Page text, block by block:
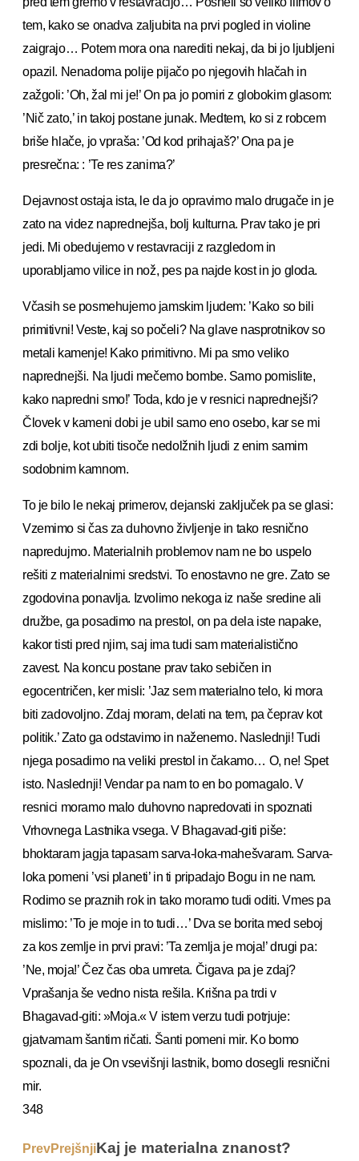
tem, kako se onadva zaljubita na prvi pogled in violine
zaigrajo… Potem mora ona narediti nekaj, da bi jo ljubljeni
opazil. Nenadoma polije pijačo po njegovih hlačah in
zažgoli: ’Oh, žal mi je!’ On pa jo pomiri z globokim glasom:
’Nič zato,’ in takoj postane junak. Medtem, ko si z robcem
briše hlače, jo vpraša: ’Od kod prihajaš?’ Ona pa je
presrečna: : ’Te res zanima?’
Dejavnost ostaja ista, le da jo opravimo malo drugače in je
zato na videz naprednejša, bolj kulturna. Prav tako je pri
jedi. Mi obedujemo v restavraciji z razgledom in
uporabljamo vilice in nož, pes pa najde kost in jo gloda.
Včasih se posmehujemo jamskim ljudem: ’Kako so bili
primitivni! Veste, kaj so počeli? Na glave nasprotnikov so
metali kamenje! Kako primitivno. Mi pa smo veliko
naprednejši. Na ljudi mečemo bombe. Samo pomislite,
kako napredni smo!’ Toda, kdo je v resnici naprednejši?
Človek v kameni dobi je ubil samo eno osebo, kar se mi
zdi bolje, kot ubiti tisoče nedolžnih ljudi z enim samim
sodobnim kamnom.
To je bilo le nekaj primerov, dejanski zaključek pa se glasi:
Vzemimo si čas za duhovno življenje in tako resnično
napredujmo. Materialnih problemov nam ne bo uspelo
rešiti z materialnimi sredstvi. To enostavno ne gre. Zato se
zgodovina ponavlja. Izvolimo nekoga iz naše sredine ali
družbe, ga posadimo na prestol, on pa dela iste napake,
kakor tisti pred njim, saj ima tudi sam materialistično
zavest. Na koncu postane prav tako sebičen in
egocentričen, ker misli: ’Jaz sem materialno telo, ki mora
biti zadovoljno. Zdaj moram, delati na tem, pa čeprav kot
politik.’ Zato ga odstavimo in naženemo. Naslednji! Tudi
njega posadimo na veliki prestol in čakamo… O, ne! Spet
isto. Naslednji! Vendar pa nam to en bo pomagalo. V
resnici moramo malo duhovno napredovati in spoznati
Vrhovnega Lastnika vsega. V Bhagavad-giti piše:
bhoktaram jagja tapasam sarva-loka-mahešvaram. Sarva-
loka pomeni ’vsi planeti’ in ti pripadajo Bogu in ne nam.
Rodimo se praznih rok in tako moramo tudi oditi. Vmes pa
mislimo: ’To je moje in to tudi…’ Dva se borita med seboj
za kos zemlje in prvi pravi: ’Ta zemlja je moja!’ drugi pa:
’Ne, moja!’ Čez čas oba umreta. Čigava pa je zdaj?
Vprašanja še vedno nista rešila. Krišna pa trdi v
Bhagavad-giti: »Moja.« V istem verzu tudi potrjuje:
gjatvamam šantim ričati. Šanti pomeni mir. Ko bomo
spoznali, da je On vsevišnji lastnik, bomo dosegli resnični
mir.
348
PrevPrejšnjiKaj je materialna znanost?